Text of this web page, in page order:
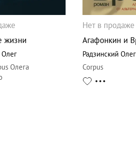
жизни
Олег
Олега
Нет в продаже
Агафонкин и
Радзинский Олег
Corpus